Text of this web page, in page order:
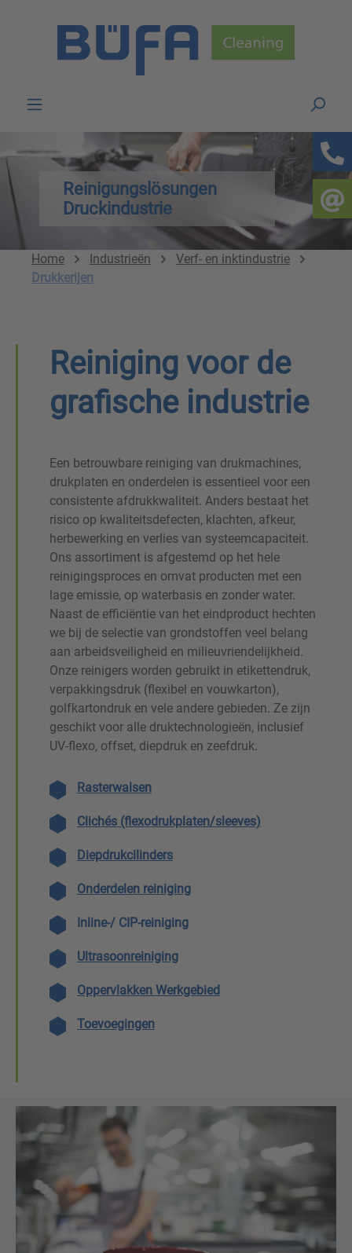
Reinigungslösungen
Druckindustrie
Home Industrieën
Verf- en inktindustrie
Drukkerijen
Reiniging voor de
grafische industrie
Een betrouwbare reiniging van drukmachines,
drukplaten en onderdelen is essentieel voor een
consistente afdrukkwaliteit. Anders bestaat het
risico op kwaliteitsdefecten, klachten, afkeur,
herbewerking en verlies van systeemcapaciteit.
Ons assortiment is afgestemd op het hele
reinigingsproces en omvat producten met een
lage emissie, op waterbasis en zonder water.
Naast de efficiëntie van het eindproduct hechten
we bij de selectie van grondstoffen veel belang
aan arbeidsveiligheid en milieuvriendelijkheid.
Onze reinigers worden gebruikt in etikettendruk,
verpakkingsdruk (flexibel en vouwkarton),
golfkartondruk en vele andere gebieden. Ze zijn
geschikt voor alle druktechnologieën, inclusief
UV-flexo, offset, diepdruk en zeefdruk.
Rasterwalsen
Clichés (flexodrukplaten/sleeves)
Diepdrukcilinders
Onderdelen reiniging
Inline-/ CIP-reiniging
Ultrasoonreiniging
Oppervlakken Werkgebied
Toevoegingen